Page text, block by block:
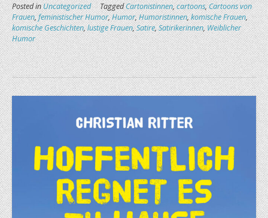
Posted inUncategorized TaggedCartonistinnen,cartoons,Cartoons von
Frauen,feministischer Humor,Humor,Humoristinnen,komische Frauen,
komische Geschichten,lustige Frauen,Satire,Satirikerinnen,Weiblicher
Humor